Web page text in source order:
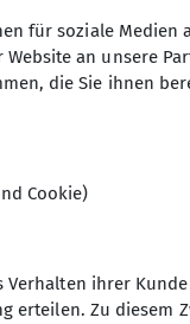
für soziale
an unsere
die Sie ihnen
Cookie)
ihrer
erteilen. Zu diesem